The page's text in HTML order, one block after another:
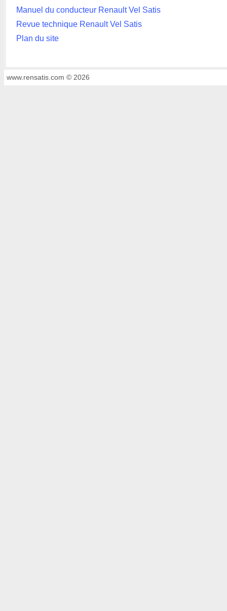
Manuel du conducteur Renault Vel Satis
Revue technique Renault Vel Satis
Plan du site
www.rensatis.com © 2026